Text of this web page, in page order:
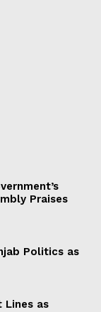
Praises
Politics as
Lines as